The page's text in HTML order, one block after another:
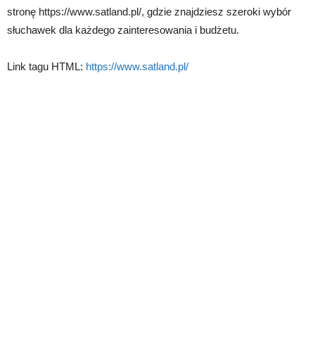
stronę https://www.satland.pl/, gdzie znajdziesz szeroki wybór
słuchawek dla każdego zainteresowania i budżetu.
Link tagu HTML: https://www.satland.pl/